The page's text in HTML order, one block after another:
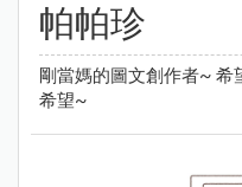
帕帕珍
剛當媽的圖文創作者~ 希
希望~